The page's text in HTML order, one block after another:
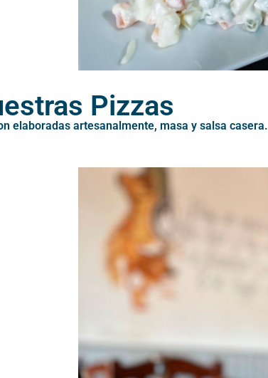
Pizzas
elaboradas artesanalmente, masa y salsa casera.